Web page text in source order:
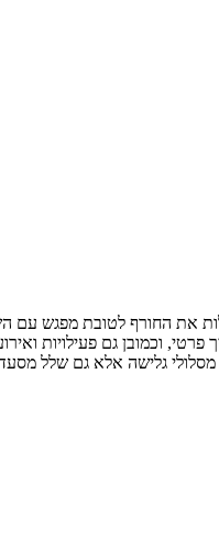
את החורף לטובת מפגש עם
פרטי, וכמובן גם פעילויות